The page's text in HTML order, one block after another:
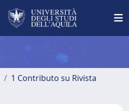
1 Contributo su Rivista